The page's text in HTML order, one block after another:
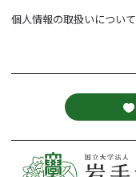
個人情報の取扱いについて